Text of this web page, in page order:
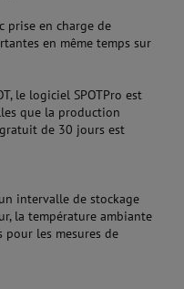
prise en charge de
en même temps sur
le logiciel SPOTPro est
que la production
de 30 jours est
intervalle de stockage
la température ambiante
pour les mesures de